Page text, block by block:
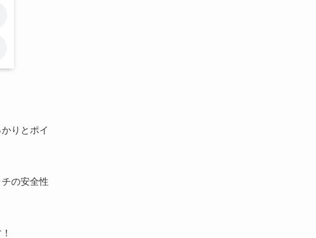
りとポイ
の安全性